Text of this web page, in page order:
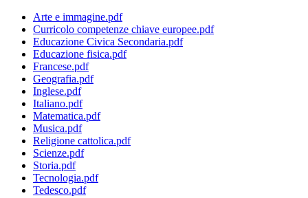
Arte e immagine.pdf
Curricolo competenze chiave europee.pdf
Educazione Civica Secondaria.pdf
Educazione fisica.pdf
Francese.pdf
Geografia.pdf
Inglese.pdf
Italiano.pdf
Matematica.pdf
Musica.pdf
Religione cattolica.pdf
Scienze.pdf
Storia.pdf
Tecnologia.pdf
Tedesco.pdf